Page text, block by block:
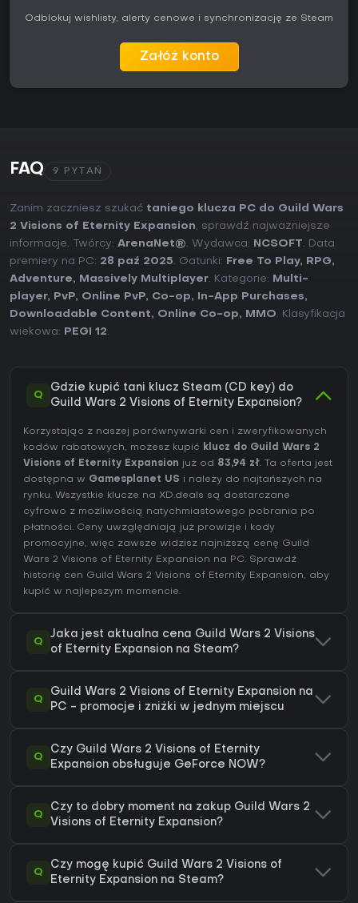
Odblokuj wishlisty, alerty cenowe i synchronizację ze Steam
Załóż konto
FAQ 9 PYTAŃ
Zanim zaczniesz szukać taniego klucza PC do Guild Wars
2 Visions of Eternity Expansion, sprawdź najważniejsze
informacje. Twórcy: ArenaNet®. Wydawca: NCSOFT. Data
premiery na PC: 28 paź 2025. Gatunki: Free To Play, RPG,
Adventure, Massively Multiplayer. Kategorie:
Multi-
player, PvP, Online PvP, Co-op, In-App Purchases,
Downloadable Content, Online Co-op, MMO. Klasyfikacja
wiekowa:
PEGI 12.
Q
Gdzie kupić tani klucz Steam (CD key) do
Guild Wars 2 Visions of Eternity Expansion?
Korzystając z naszej porównywarki cen i zweryfikowanych
kodów rabatowych, możesz kupić klucz do Guild Wars 2
Visions of Eternity Expansion już od 83,94 zł. Ta oferta jest
dostępna w Gamesplanet US i należy do najtańszych na
rynku. Wszystkie klucze na XD.deals są dostarczane
cyfrowo z możliwością natychmiastowego pobrania po
płatności. Ceny uwzględniają już prowizje i kody
promocyjne, więc zawsze widzisz najniższą cenę Guild
Wars 2 Visions of Eternity Expansion na PC. Sprawdź
historię cen Guild Wars 2 Visions of Eternity Expansion, aby
kupić w najlepszym momencie.
Q
Jaka jest aktualna cena Guild Wars 2 Visions
of Eternity Expansion na Steam?
Q
Guild Wars 2 Visions of Eternity Expansion na
PC - promocje i zniżki w jednym miejscu
Q
Czy Guild Wars 2 Visions of Eternity
Expansion obsługuje GeForce NOW?
Q
Czy to dobry moment na zakup Guild Wars 2
Visions of Eternity Expansion?
Q
Czy mogę kupić Guild Wars 2 Visions of
Eternity Expansion na Steam?